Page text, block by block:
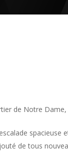
de Notre
spacieuse
de tous